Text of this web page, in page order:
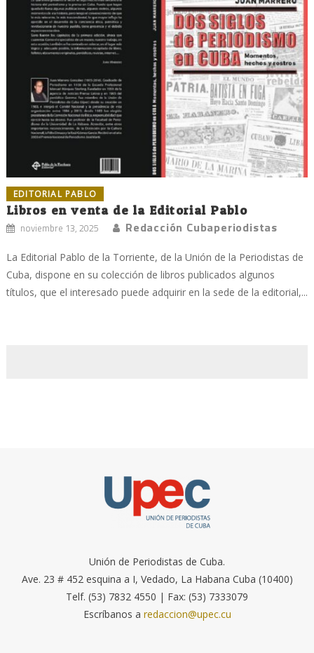
EDITORIAL PABLO
Libros en venta de la Editorial Pablo
noviembre 13, 2025 Redacción Cubaperiodistas
La Editorial Pablo de la Torriente, de la Unión de la Periodistas de
Cuba, dispone en su colección de libros publicados algunos
títulos, que el interesado puede adquirir en la sede de la editorial,...
Unión de Periodistas de Cuba.
Ave. 23 # 452 esquina a I, Vedado, La Habana Cuba (10400)
Telf. (53) 7832 4550 | Fax: (53) 7333079
Escríbanos a redaccion@upec.cu